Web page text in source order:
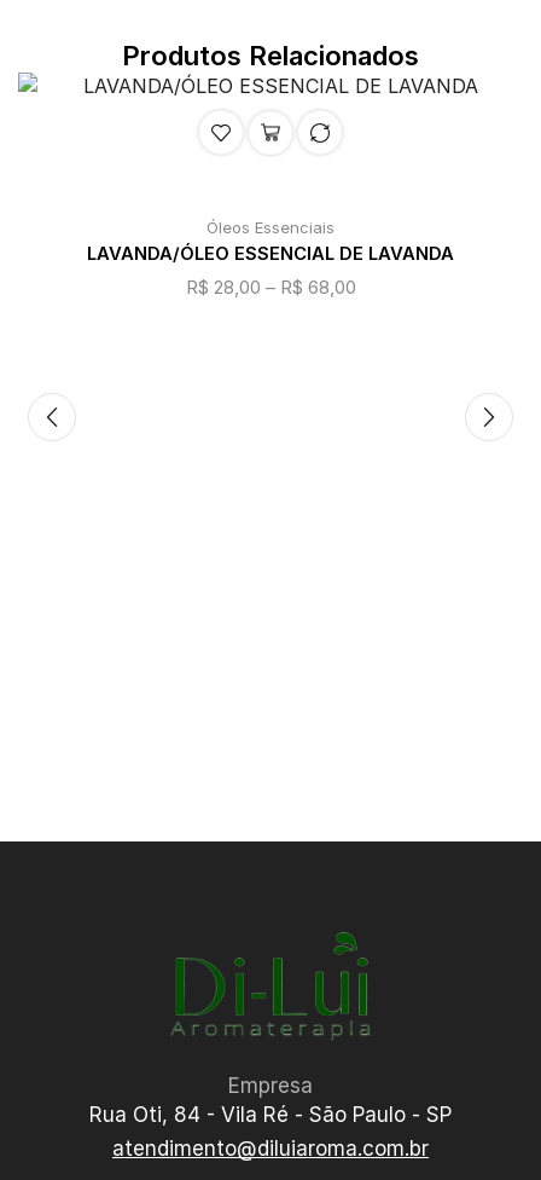
Produtos Relacionados
Óleos Essenciais
LAVANDA/ÓLEO ESSENCIAL DE LAVANDA
R$ 28,00 – R$ 68,00
Empresa
Rua Oti, 84 - Vila Ré - São Paulo - SP
atendimento@diluiaroma.com.br